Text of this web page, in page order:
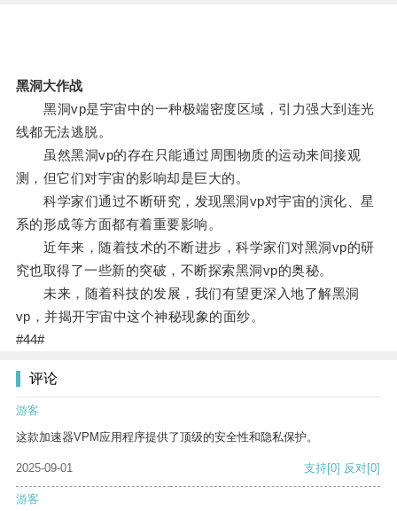
黑洞大作战
黑洞vp是宇宙中的一种极端密度区域，引力强大到连光
线都无法逃脱。
虽然黑洞vp的存在只能通过周围物质的运动来间接观
测，但它们对宇宙的影响却是巨大的。
科学家们通过不断研究，发现黑洞vp对宇宙的演化、星
系的形成等方面都有着重要影响。
近年来，随着技术的不断进步，科学家们对黑洞vp的研
究也取得了一些新的突破，不断探索黑洞vp的奥秘。
未来，随着科技的发展，我们有望更深入地了解黑洞
vp，并揭开宇宙中这个神秘现象的面纱。
#44#
评论
游客
这款加速器VPM应用程序提供了顶级的安全性和隐私保护。
2025-09-01 支持[0] 反对[0]
游客